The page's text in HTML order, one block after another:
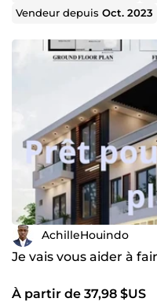
Vendeur depuisOct. 2023
AchilleHouindo
Je vais vous aider à
À partir de 37,98 $US